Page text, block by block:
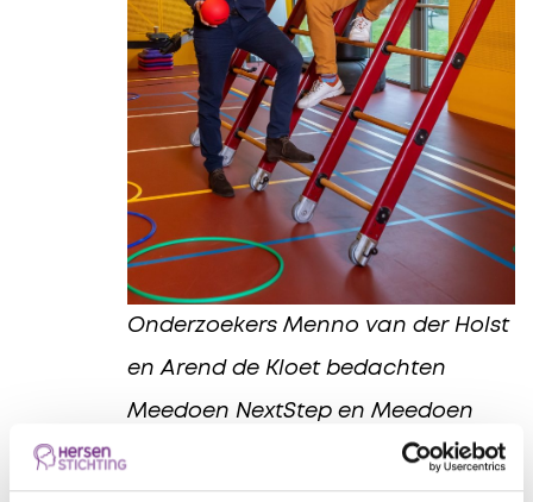
Onderzoekers Menno van der Holst
en Arend de Kloet bedachten
Meedoen NextStep en Meedoen